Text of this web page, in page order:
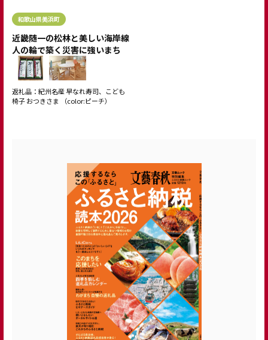
和歌山県美浜町
近畿随一の松林と美しい海岸線
人の輪で築く災害に強いまち
返礼品：紀州名産 早なれ寿司、こども
椅子 おつきさま （color:ピーチ）